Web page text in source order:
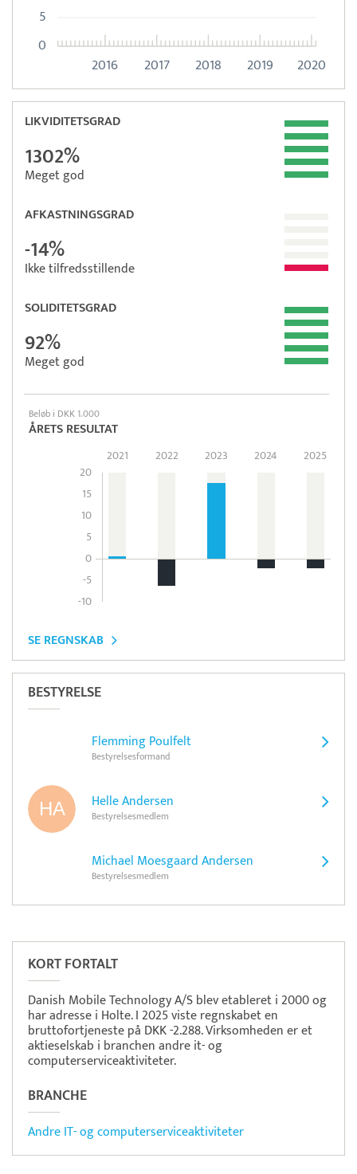
2016 2017 2018 2019 2020
0
5
LIKVIDITETSGRAD
1302%
Meget god
AFKASTNINGSGRAD
-14%
Ikke tilfredsstillende
SOLIDITETSGRAD
92%
Meget god
Beløb i DKK 1.000
ÅRETS RESULTAT
20
15
10
5
0
-5
-10
2021 2022 2023 2024 2025
SE REGNSKAB
BESTYRELSE
Flemming Poulfelt
Bestyrelsesformand
Helle Andersen
Bestyrelsesmedlem
Michael Moesgaard Andersen
Bestyrelsesmedlem
KORT FORTALT
Danish Mobile Technology A/S blev etableret i 2000 og
har adresse i Holte. I 2025 viste regnskabet en
bruttofortjeneste på DKK -2.288. Virksomheden er et
aktieselskab i branchen andre it- og
computerserviceaktiviteter.
BRANCHE
Andre IT- og computerserviceaktiviteter